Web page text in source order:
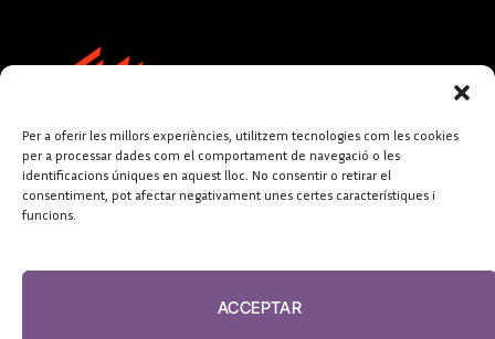
Per a oferir les millors experiències, utilitzem tecnologies com les cookies
per a processar dades com el comportament de navegació o les
identificacions úniques en aquest lloc. No consentir o retirar el
consentiment, pot afectar negativament unes certes característiques i
funcions.
ACCEPTAR
FUNDACIÓ